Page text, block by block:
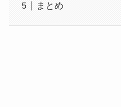
まとめ